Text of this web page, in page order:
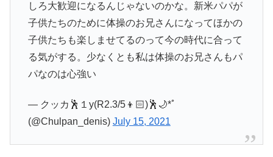
しろ大歓迎になるんじゃないのかな。新米パパが
子供たちのために体操のお兄さんになってほかの
子供たちも楽しませてるのって今の時代に合って
る気がする。少なくとも私は体操のお兄さんもパ
パなのは心強い
— クッカ🕺１y(R2.3/5👦🏻)🕺🌙*ﾟ
(@Chulpan_denis) July 15, 2021